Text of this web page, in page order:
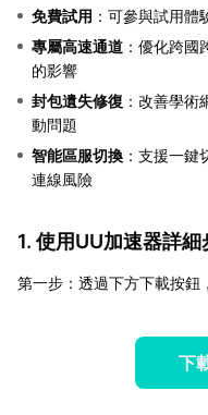
免費試用 ：可參與試用
專屬高速通道 ：優化跨
的影響
封包遺失修復 ：改善學
動問題
智能區服切換 ：支援一
連線風險
1. 使用UU加速器詳細
第一步：透過下方下載按鈕
下